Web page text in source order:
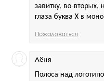
завитку, во-вторых,
глаза буква Х в
Пожаловаться
Полоса над
Лёня